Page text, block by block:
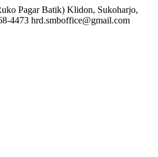
Pagar Batik) Klidon, Sukoharjo,
4473 hrd.smboffice@gmail.com